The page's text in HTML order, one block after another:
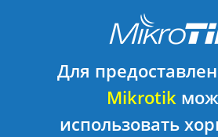
Для
Mikrotik
использовать